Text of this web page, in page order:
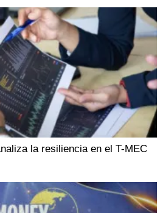
la resiliencia en el T-MEC